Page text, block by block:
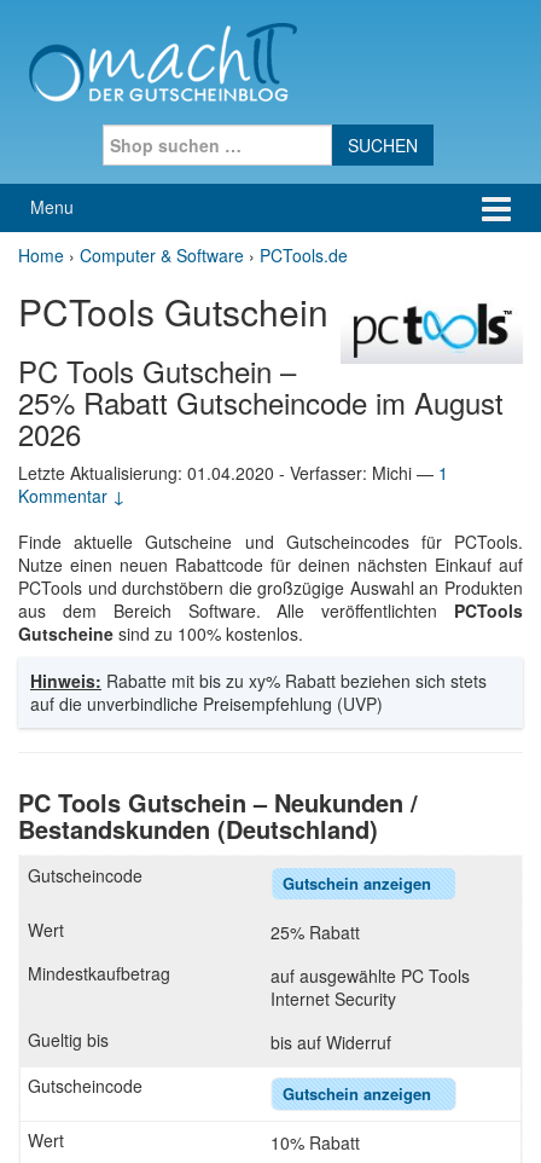
Menu
Home › Computer & Software › PCTools.de
PCTools Gutschein
PC Tools Gutschein –
25% Rabatt Gutscheincode im August
2026
Letzte Aktualisierung: 01.04.2020 - Verfasser: Michi — 1
Kommentar ↓
Finde aktuelle Gutscheine und Gutscheincodes für PCTools.
Nutze einen neuen Rabattcode für deinen nächsten Einkauf auf
PCTools und durchstöbern die großzügige Auswahl an Produkten
aus dem Bereich Software. Alle veröffentlichten PCTools
Gutscheine sind zu 100% kostenlos.
Hinweis: Rabatte mit bis zu xy% Rabatt beziehen sich stets
auf die unverbindliche Preisempfehlung (UVP)
PC Tools Gutschein – Neukunden /
Bestandskunden (Deutschland)
Gutschein anzeigen
25% Rabatt
auf ausgewählte PC Tools
Internet Security
bis auf Widerruf
Gutschein anzeigen
10% Rabatt